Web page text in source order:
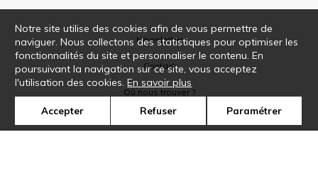
Newsletter
Contact
Où nous trouver ?
Notre site utilise des cookies afin de vous permettre de
naviguer. Nous collectons des statistiques pour optimiser les
fonctionnalités du site et personnaliser le contenu. En
poursuivant la navigation sur ce site, vous acceptez
l'utilisation des cookies.En savoir plus
Accepter Refuser Paramétrer